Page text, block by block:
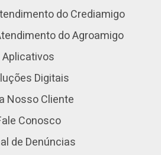
do Crediamigo
do Agroamigo
Aplicativos
Digitais
Nosso Cliente
Conosco
de Denúncias